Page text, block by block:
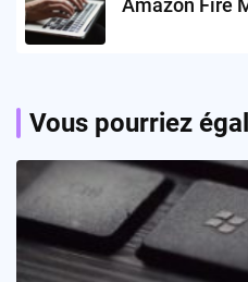
Amazon Fire
Vous pourriez